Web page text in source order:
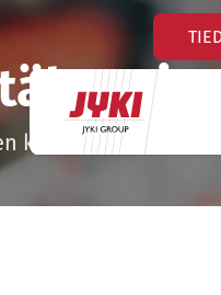
kytkentäkaaviot.